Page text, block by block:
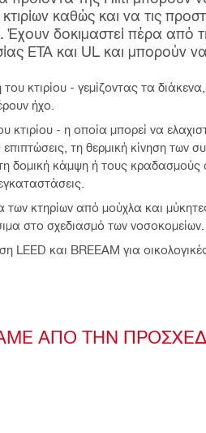
καθώς και να τις
δοκιμαστεί πέρα από
ETA και UL και μπορούν
του κτιρίου - γεμίζοντας τα
ήχο.
κτιρίου - η οποία μπορεί να
επιπτώσεις, τη θερμική κίνηση των
δομική κάμψη ή τους κραδασμούς
των κτηρίων από μούχλα και
στο σχεδιασμό των νοσοκομείων.
LEED και BREEAM για
ΑΠΟ ΤΗΝ